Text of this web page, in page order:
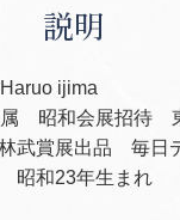
説明
ijima
属 昭和会展招待
武賞展出品 毎日
和23年生まれ